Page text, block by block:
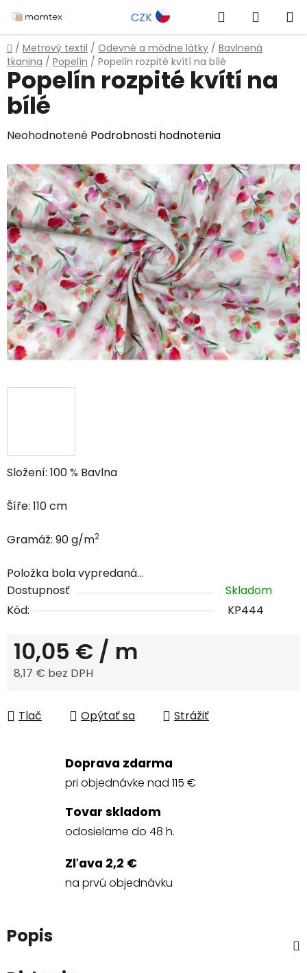
na
obsah
CZK Hľadať
KOŠÍK
Domov
/ Metrový textil / Odevné a módne látky / Bavlnená
tkanina / Popelín / Popelín rozpité kvítí na bílé
Složení: 100 % Bavlna
Šíře: 110 cm
Gramáž: 90 g/m2
Položka bola vypredaná…
Dostupnosť
Skladom
Kód:
KP444
10,05 € / m
8,17 € bez DPH
Tlač
Opýtať sa Strážiť
Popelín rozpité kvítí na
bílé
Priemerné
produktu
je
0,0
z
5
hviezdičiek.
Neohodnotené Podrobnosti hodnotenia
Doprava zdarma
pri objednávke nad 115 €
Tovar skladom
odosielame do 48 h.
Zľava 2,2 €
na prvú objednávku
Popis